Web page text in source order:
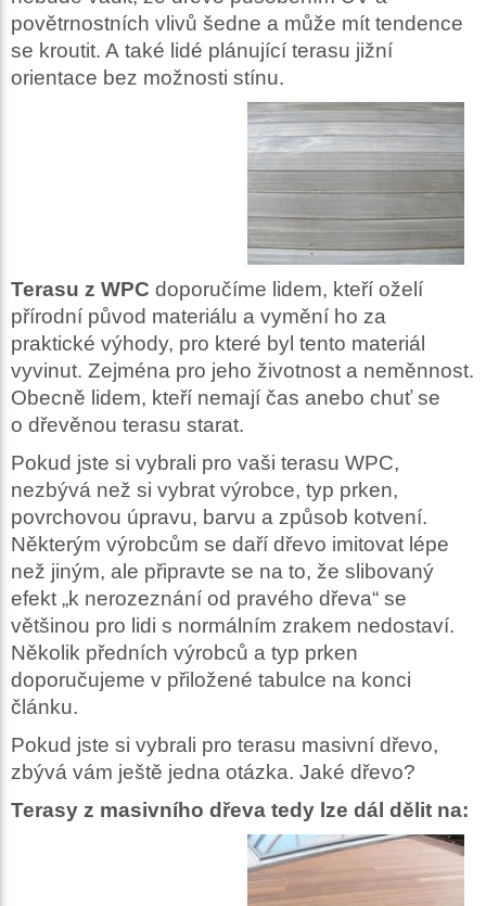
povětrnostních vlivů šedne a může mít tendence
se kroutit. A také lidé plánující terasu jižní
orientace bez možnosti stínu.
Terasu z WPC doporučíme lidem, kteří oželí
přírodní původ materiálu a vymění ho za
praktické výhody, pro které byl tento materiál
vyvinut. Zejména pro jeho životnost a neměnnost.
Obecně lidem, kteří nemají čas anebo chuť se
o dřevěnou terasu starat.
Pokud jste si vybrali pro vaši terasu WPC,
nezbývá než si vybrat výrobce, typ prken,
povrchovou úpravu, barvu a způsob kotvení.
Některým výrobcům se daří dřevo imitovat lépe
než jiným, ale připravte se na to, že slibovaný
efekt „k nerozeznání od pravého dřeva“ se
většinou pro lidi s normálním zrakem nedostaví.
Několik předních výrobců a typ prken
doporučujeme v přiložené tabulce na konci
článku.
Pokud jste si vybrali pro terasu masivní dřevo,
zbývá vám ještě jedna otázka. Jaké dřevo?
Terasy z masivního dřeva tedy lze dál dělit na: